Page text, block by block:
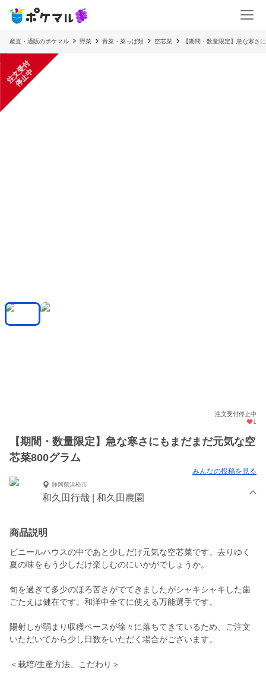
産直・通販のポケマル 野菜 青菜・菜っぱ類 空芯菜 【期間・数量限定】急な寒さ
注
文
受
付
停
止
中
注文受付停止中
1
【期間・数量限定】急な寒さにもまだまだ元気な空
芯菜800グラム
みんなの投稿を見る
静岡県浜松市
和久田行哉 | 和久田農園
商品説明
ビニールハウスの中であと少しだけ元気な空芯菜です。去りゆく
夏の味をもう少しだけ楽しむのにいかがでしょうか。
旬を過ぎて多少のほろ苦さがでてきましたがシャキシャキした歯
ごたえは健在です。和洋中全てに使える万能選手です。
陽射しが弱まり収穫ペースが徐々に落ちてきているため、ご注文
いただいてから少し日数をいただく場合がございます。
＜栽培/生産方法、こだわり＞